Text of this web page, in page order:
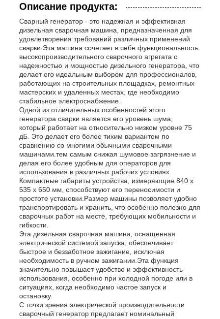
Главная страница
Продукция
Ролики
О Компании
Наша фабрика
контроль качества
контактные данные
Новости
Все случаи
Описание продукта:
Сварный генератор - это надежная и эффективная
дизельная сварочная машина, предназначенная для
удовлетворения требований различных применений
сварки.Эта машина сочетает в себе функциональность
высокопроизводительного сварочного агрегата с
надежностью и мощностью дизельного генератора, что
делает его идеальным выбором для профессионалов,
работающих на строительных площадках, ремонтных
мастерских и удаленных местах, где необходимо
стабильное электроснабжение.
Одной из отличительных особенностей этого
генератора сварки является его уровень шума,
который работает на относительно низком уровне 75
дБ. Это делает его более тихим вариантом по
сравнению со многими обычными сварочными
машинами.тем самым снижая шумовое загрязнение и
делая его более удобным для операторов для
использования в различных рабочих условиях.
Компактные габариты устройства, измеряющие 840 x
535 x 650 мм, способствуют его переносимости и
простоте установки.Размер машины позволяет удобно
транспортировать и хранить, что особенно полезно для
сварочных работ на месте, требующих мобильности и
гибкости.
Эта дизельная сварочная машина, оснащенная
электрической системой запуска, обеспечивает
быстрое и беззаботное зажигание, исключая
необходимость в ручном зажигании.Эта функция
значительно повышает удобство и эффективность
использования, особенно при холодной погоде или в
ситуациях, когда необходимо частое запуск и
остановку.
С точки зрения электрической производительности
сварочный генератор предлагает номинальный